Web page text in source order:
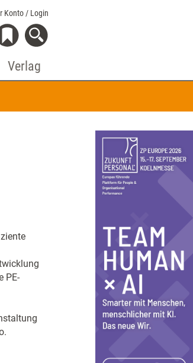
Konto / Login
Verlag
PE-